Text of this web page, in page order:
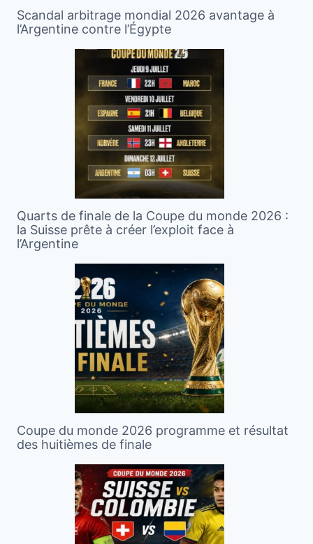
Scandal arbitrage mondial 2026 avantage à
l’Argentine contre l’Égypte
Quarts de finale de la Coupe du monde 2026 :
la Suisse prête à créer l’exploit face à
l’Argentine
Coupe du monde 2026 programme et résultat
des huitièmes de finale